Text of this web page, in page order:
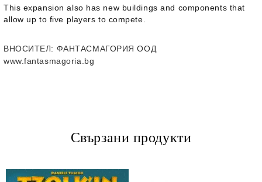
This expansion also has new buildings and components that
allow up to five players to compete.
ВНОСИТЕЛ: ФАНТАСМАГОРИЯ ООД
www.fantasmagoria.bg
Свързани продукти